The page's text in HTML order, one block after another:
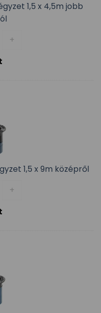
1,5 x 4,5m jobb
Fúvóka RCS-515
+
1,5 x 9m középről
Fúvóka - SS-530
+